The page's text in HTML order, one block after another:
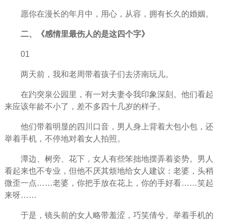
愿你在漫长的年月中，用心，从容，拥有长久的婚姻。
二、《感情里最伤人的是这四个字》
01
两天前，我和老周带着孩子们去济南玩儿。
在趵突泉公园里，有一对夫妻令我印象深刻。他们看起
来应该年龄不小了，差不多四十几岁的样子。
他们带着明显的四川口音，男人身上背着大包小包，还
举着手机，不停地对着女人拍照。
潭边、树旁、花下，女人有些笨拙地摆弄着姿势。男人
看起来也不专业，但他不厌其烦地给女人建议：老婆，头稍
微歪一点……老婆，你把手放在花上，你的手好看……笑起
来呀……
于是，镜头前的女人略带羞涩，巧笑倩兮。举着手机的